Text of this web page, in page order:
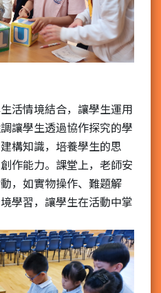
活情境結合，讓學生運用
讓學生透過協作探究的學
構知識，培養學生的思
作能力。課堂上，老師安
，如實物操作、難題解
學習，讓學生在活動中掌